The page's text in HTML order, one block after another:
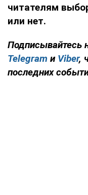
читателям
или нет.
Подписывайтесь
Telegram и Viber,
последних